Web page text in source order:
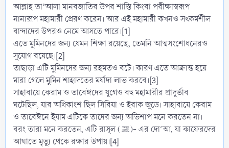
e
r
আল্লাহ তা‘আলা মানবজাতির উপর শাস্তি কিংবা পরীক্ষাস্বরূপ
নানারূপ মহামারী প্রেরণ করেন। আর এই মহামারী কখনও সৎকর্মশীল
বান্দাদের উপরও নেমে আসতে পারে।[1]
এতে মুমিনদের জন্য যেমন শিক্ষা রয়েছে, তেমনি আত্মসংশোধনেরও
সুযোগ রয়েছে।[2]
তাছাড়া এটি মুমিনদের জন্য রহমতও বটে। কারণ এতে আক্রান্ত হয়ে
মারা গেলে মুমিন শাহাদতের মর্যাদা লাভ করবে।[3]
সাহাবায়ে কেরাম ও তাবেঈদের যুগেও বহু মহামারীর প্রাদুর্ভাব
ঘটেছিল, যার অধিকাংশ ছিল সিরিয়া ও ইরাক জুড়ে। সাহাবায়ে কেরাম
ও তাবেঈনে ইযাম এটিকে তাদের জন্য অভিশাপ মনে করতেন না।
বরং তারা মনে করতেন, এটি রাসূল (ﷺ)- এর দো‘আ, যা কাফেরদের
আঘাতে মৃত্যু থেকে রক্ষার উপায়।[4]